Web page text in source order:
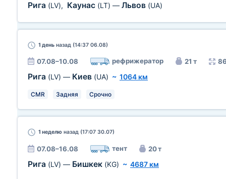
Рига (LV), Каунас (LT) — Львов (UA)
1 день назад (14:37 06.08)
07.08–10.08 рефрижератор 21 т
Рига (LV) — Киев (UA) ~ 1064 км
CMR Задняя Срочно
1 неделю назад (17:07 30.07)
07.08–16.08 тент 20 т
Рига (LV) — Бишкек (KG) ~ 4687 км